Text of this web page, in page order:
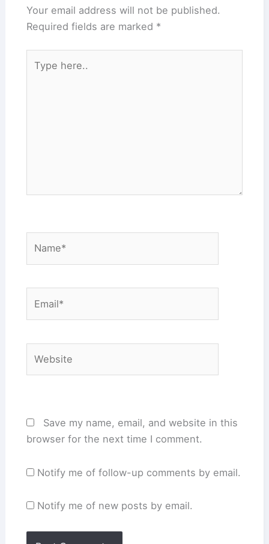
Your email address will not be published.
Required fields are marked *
here..
Save my name, email, and website in this
browser for the next time I comment.
Notify me of follow-up comments by email.
Notify me of new posts by email.